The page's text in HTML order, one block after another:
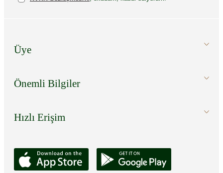
Üye
Önemli Bilgiler
Hızlı Erişim